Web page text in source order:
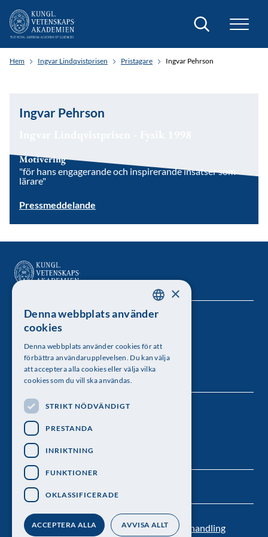
Sök
Hem Ingvar Lindqvistprisen Pristagare Ingvar Pehrson
Ingvar Pehrson
Motivering
"för hans engagerande och inspirerande insatser som
lärare"
Pressmeddelande
Kungl. Vetenskapsakademien
Besöksadress: Lilla Frescativägen 4A
Telefon: 08-673 95 00
Kontakt Nyhetsbrev Personuppgiftsbehandling
Följ oss
SWEDISH
×
Denna webbplats använder
cookies
Denna webbplats använder cookies för att
förbättra användarupplevelsen. Du kan välja
att acceptera alla cookies eller välja vilka
cookies som du vill ska användas.
STRIKT NÖDVÄNDIGT
PRESTANDA
INRIKTNING
FUNKTIONER
OKLASSIFICERADE
ACCEPTERA ALLA AVVISA ALLT